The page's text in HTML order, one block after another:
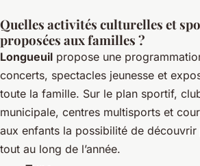
Quelles activités culturelles et
proposées aux familles ?
Longueuil propose une
concerts, spectacles jeunesse et
toute la famille. Sur le plan sportif,
municipale, centres multisports et
aux enfants la possibilité de
tout au long de l’année.